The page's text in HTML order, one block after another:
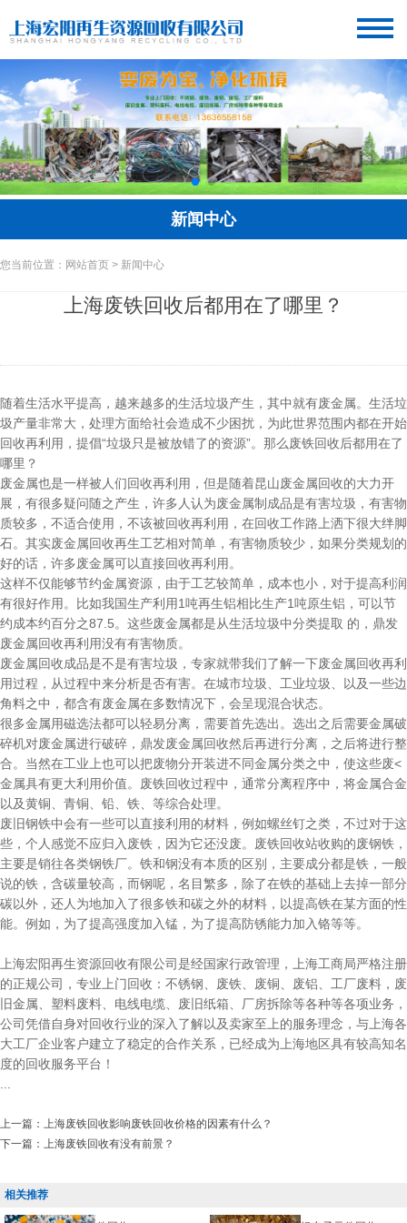
新闻中心
您当前位置：网站首页 > 新闻中心
上海废铁回收后都用在了哪里？
随着生活水平提高，越来越多的生活垃圾产生，其中就有废金属。生活垃
圾产量非常大，处理方面给社会造成不少困扰，为此世界范围内都在开始
回收再利用，提倡“垃圾只是被放错了的资源”。那么废铁回收后都用在了
哪里？
废金属也是一样被人们回收再利用，但是随着昆山废金属回收的大力开
展，有很多疑问随之产生，许多人认为废金属制成品是有害垃圾，有害物
质较多，不适合使用，不该被回收再利用，在回收工作路上洒下很大绊脚
石。其实废金属回收再生工艺相对简单，有害物质较少，如果分类规划的
好的话，许多废金属可以直接回收再利用。
这样不仅能够节约金属资源，由于工艺较简单，成本也小，对于提高利润
有很好作用。比如我国生产利用1吨再生铝相比生产1吨原生铝，可以节
约成本约百分之87.5。这些废金属都是从生活垃圾中分类提取 的，鼎发
废金属回收再利用没有有害物质。
废金属回收成品是不是有害垃圾，专家就带我们了解一下废金属回收再利
用过程，从过程中来分析是否有害。在城市垃圾、工业垃圾、以及一些边
角料之中，都含有废金属在多数情况下，会呈现混合状态。
很多金属用磁选法都可以轻易分离，需要首先选出。选出之后需要金属破
碎机对废金属进行破碎，鼎发废金属回收然后再进行分离，之后将进行整
合。当然在工业上也可以把废物分开装进不同金属分类之中，使这些废<
金属具有更大利用价值。废铁回收过程中，通常分离程序中，将金属合金
以及黄铜、青铜、铅、铁、等综合处理。
废旧钢铁中会有一些可以直接利用的材料，例如螺丝钉之类，不过对于这
些，个人感觉不应归入废铁，因为它还没废。废铁回收站收购的废钢铁，
主要是销往各类钢铁厂。铁和钢没有本质的区别，主要成分都是铁，一般
说的铁，含碳量较高，而钢呢，名目繁多，除了在铁的基础上去掉一部分
碳以外，还人为地加入了很多铁和碳之外的材料，以提高铁在某方面的性
能。例如，为了提高强度加入锰，为了提高防锈能力加入铬等等。
上海宏阳再生资源回收有限公司是经国家行政管理，上海工商局严格注册
的正规公司，专业上门回收：不锈钢、废铁、废铜、废铝、工厂废料，废
旧金属、塑料废料、电线电缆、废旧纸箱、厂房拆除等各种等各项业务，
公司凭借自身对回收行业的深入了解以及卖家至上的服务理念，与上海各
大工厂企业客户建立了稳定的合作关系，已经成为上海地区具有较高知名
度的回收服务平台！
上一篇： 上海废铁回收影响废铁回收价格的因素有什么？
下一篇： 上海废铁回收有没有前景？
相关推荐